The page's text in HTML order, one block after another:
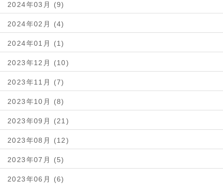
2024年03月 (9)
2024年02月 (4)
2024年01月 (1)
2023年12月 (10)
2023年11月 (7)
2023年10月 (8)
2023年09月 (21)
2023年08月 (12)
2023年07月 (5)
2023年06月 (6)